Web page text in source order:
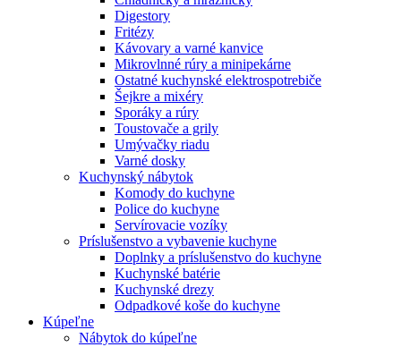
Digestory
Fritézy
Kávovary a varné kanvice
Mikrovlnné rúry a minipekárne
Ostatné kuchynské elektrospotrebiče
Šejkre a mixéry
Sporáky a rúry
Toustovače a grily
Umývačky riadu
Varné dosky
Kuchynský nábytok
Komody do kuchyne
Police do kuchyne
Servírovacie vozíky
Príslušenstvo a vybavenie kuchyne
Doplnky a príslušenstvo do kuchyne
Kuchynské batérie
Kuchynské drezy
Odpadkové koše do kuchyne
Kúpeľne
Nábytok do kúpeľne